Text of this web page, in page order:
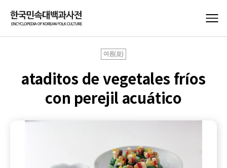
여름(夏)
ataditos de vegetales fríos
con perejil acuático